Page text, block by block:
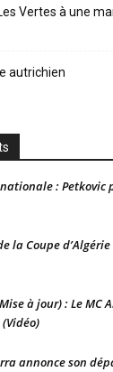
Vertes à une
autrichien
: Petkovic
la Coupe d’Algérie
à jour) : Le MC
annonce son